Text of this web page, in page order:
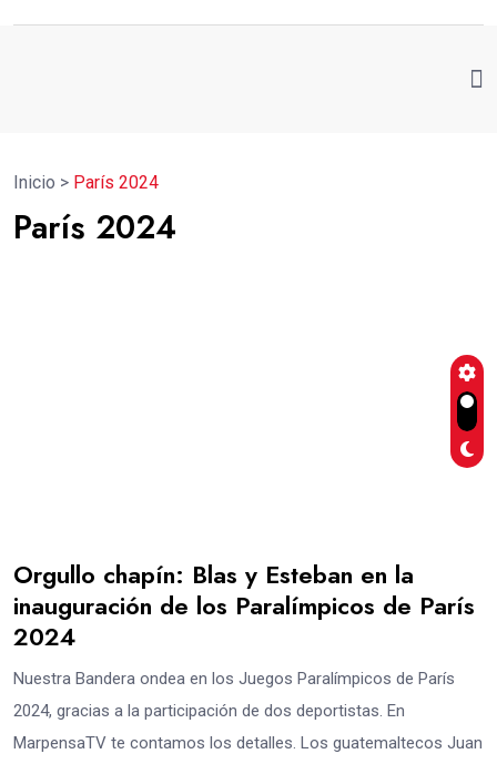
Inicio > París 2024
París 2024
Orgullo chapín: Blas y Esteban en la
inauguración de los Paralímpicos de París
2024
Nuestra Bandera ondea en los Juegos Paralímpicos de París
2024, gracias a la participación de dos deportistas. En
MarpensaTV te contamos los detalles. Los guatemaltecos Juan